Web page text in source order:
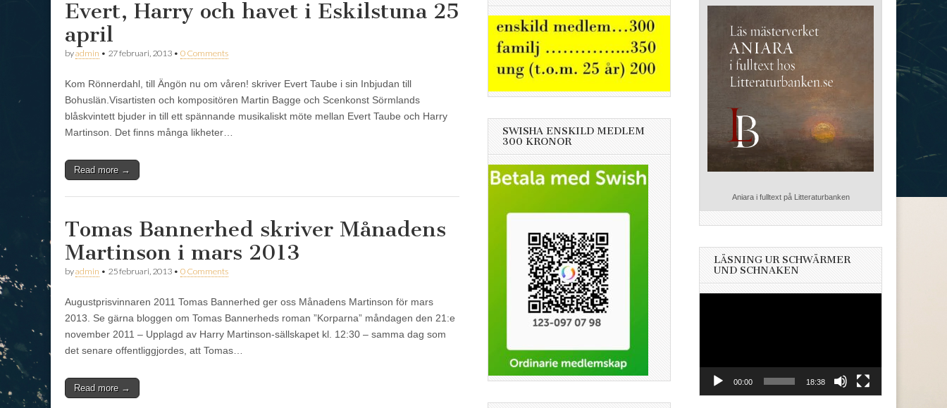
Evert, Harry och havet i Eskilstuna 25
april
byadmin • 27 februari, 2013 • 0 Comments
Kom Rönnerdahl, till Ängön nu om våren! skriver Evert Taube i sin Inbjudan till
Bohuslän.Visartisten och kompositören Martin Bagge och Scenkonst Sörmlands
blåskvintett bjuder in till ett spännande musikaliskt möte mellan Evert Taube och Harry
Martinson. Det finns många likheter…
Read more →
Tomas Bannerhed skriver Månadens
Martinson i mars 2013
byadmin • 25 februari, 2013 • 0 Comments
Augustprisvinnaren 2011 Tomas Bannerhed ger oss Månadens Martinson för mars
2013. Se gärna bloggen om Tomas Bannerheds roman ”Korparna” måndagen den 21:e
november 2011 – Upplagd av Harry Martinson-sällskapet kl. 12:30 – samma dag som
det senare offentliggjordes, att Tomas…
Read more →
SWISHA ENSKILD MEDLEM
300 KRONOR
Aniara i fulltext på Litteraturbanken
LÄSNING UR SCHWÄRMER
UND SCHNAKEN
00:00 18:38